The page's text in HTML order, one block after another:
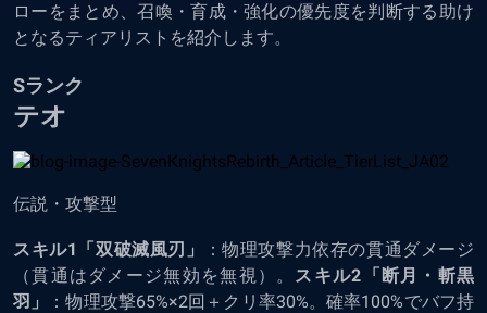
ローをまとめ、召喚・育成・強化の優先度を判断する助け
となるティアリストを紹介します。
Sランク
テオ
伝説・攻撃型
スキル1「双破滅風刃」
：物理攻撃力依存の貫通ダメージ
（貫通はダメージ無効を無視）。 スキル2「断月・斬黒
羽」
：物理攻撃65%×2回＋クリ率30%。確率100%でバフ持